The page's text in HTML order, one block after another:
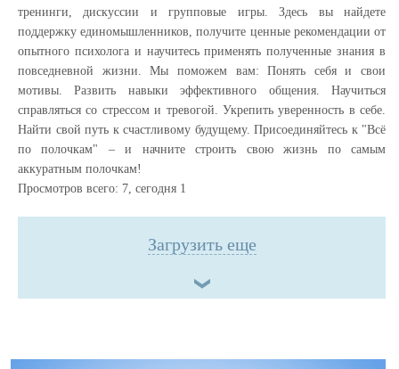
тренинги, дискуссии и групповые игры. Здесь вы найдете
поддержку единомышленников, получите ценные рекомендации от
опытного психолога и научитесь применять полученные знания в
повседневной жизни. Мы поможем вам: Понять себя и свои
мотивы. Развить навыки эффективного общения. Научиться
справляться со стрессом и тревогой. Укрепить уверенность в себе.
Найти свой путь к счастливому будущему. Присоединяйтесь к "Всё
по полочкам" – и начните строить свою жизнь по самым
аккуратным полочкам!
Просмотров всего: 7, сегодня 1
Загрузить еще